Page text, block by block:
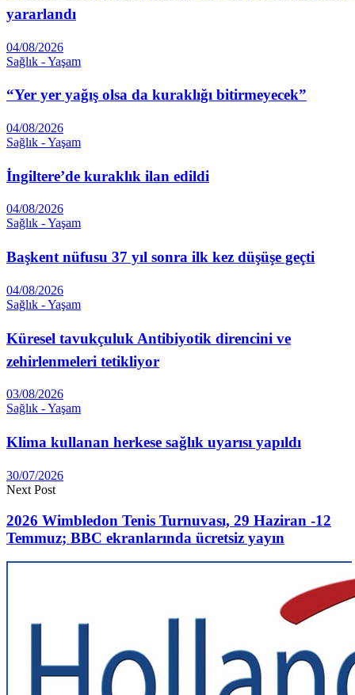
yararlandı
04/08/2026
Sağlık - Yaşam
“Yer yer yağış olsa da kuraklığı bitirmeyecek”
04/08/2026
Sağlık - Yaşam
İngiltere’de kuraklık ilan edildi
04/08/2026
Sağlık - Yaşam
Başkent nüfusu 37 yıl sonra ilk kez düşüşe geçti
04/08/2026
Sağlık - Yaşam
Küresel tavukçuluk Antibiyotik direncini ve
zehirlenmeleri tetikliyor
03/08/2026
Sağlık - Yaşam
Klima kullanan herkese sağlık uyarısı yapıldı
30/07/2026
Next Post
2026 Wimbledon Tenis Turnuvası, 29 Haziran -12
Temmuz; BBC ekranlarında ücretsiz yayın